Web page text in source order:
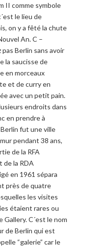
II comme symbole
le lieu de
on y a fêté la chute
An. C –
Berlin sans avoir
la saucisse de
en morceaux
et de curry en
avec un petit pain.
endroits dans
en prendre à
fut une ville
pendant 38 ans,
de la RFA
de la RDA
en 1961 sépara
près de quatre
les visites
étaient rares ou
Gallery. C´est le nom
de Berlin qui est
“galerie” car le